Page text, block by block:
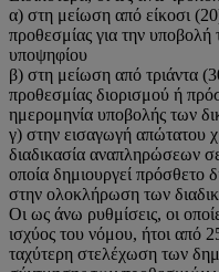
α) στη μείωση από είκοσι
προθεσμίας για την υποβολή
υποψηφίου
β) στη μείωση από τριάντα
προθεσμίας διορισμού ή
ημερομηνία υποβολής των
γ) στην εισαγωγή απώτατου
διαδικασία αναπληρώσεων
οποία δημιουργεί πρόσθετο
στην ολοκλήρωση των
Οι ως άνω ρυθμίσεις, οι
ισχύος του νόμου, ήτοι από
ταχύτερη στελέχωση των